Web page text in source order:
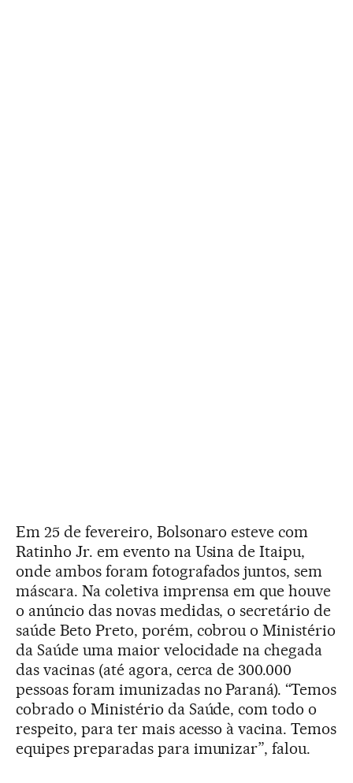
Em 25 de fevereiro, Bolsonaro esteve com
Ratinho Jr. em evento na Usina de Itaipu,
onde ambos foram fotografados juntos, sem
máscara. Na coletiva imprensa em que houve
o anúncio das novas medidas, o secretário de
saúde Beto Preto, porém, cobrou o Ministério
da Saúde uma maior velocidade na chegada
das vacinas (até agora, cerca de 300.000
pessoas foram imunizadas no Paraná). “Temos
cobrado o Ministério da Saúde, com todo o
respeito, para ter mais acesso à vacina. Temos
equipes preparadas para imunizar”, falou.